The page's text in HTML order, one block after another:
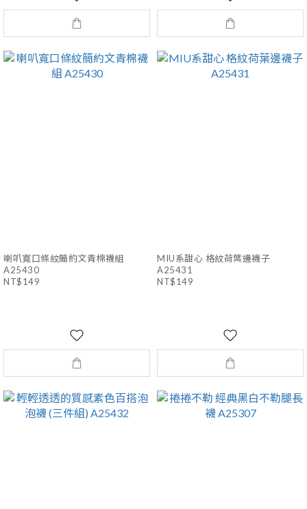
喇叭寬口條紋簡約文青棉襪組
A25430
NT$149
MIU系甜心 格紋荷葉邊襪子
A25431
NT$149